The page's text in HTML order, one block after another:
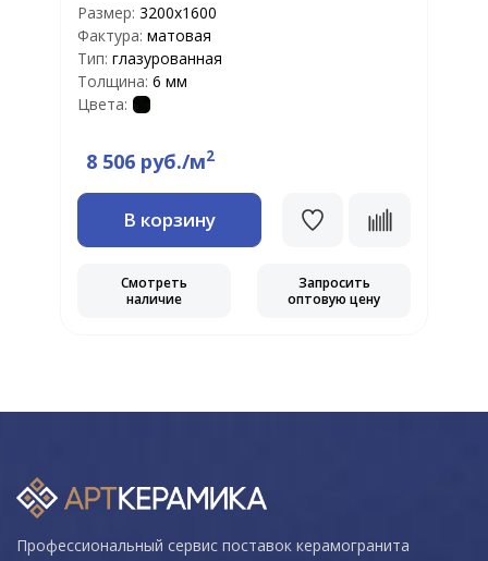
Размер: 3200x1600
Фактура: матовая
Тип: глазурованная
Толщина: 6 мм
Цвета:
8 506 руб./м2
В корзину
Смотреть
наличие
Запросить
оптовую цену
Профессиональный сервис поставок керамогранита